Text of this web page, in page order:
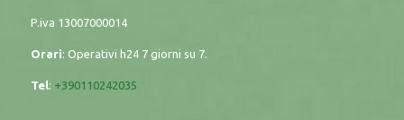
P.iva 13007000014
Orari: Operativi h24 7 giorni su 7.
Tel: +390110242035